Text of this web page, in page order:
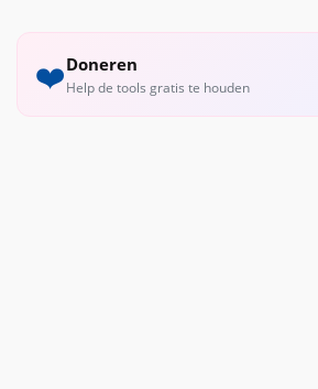
❤️Doneren
Help de tools gratis te houden